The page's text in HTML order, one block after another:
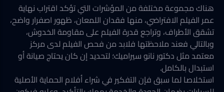
هناك مجموعة مختلفة من المؤشرات التي تؤكد اقتراب نهاية
عمر الفيلم الافتراضي، منها فقدان اللمعان، ظهور اصفرار واضح،
تشقق الأطراف، وتراجع قدرة الفيلم على مقاومة الخدوش،
وبالتالي فعند ملاحظتها فلابد من فحص الفيلم لدى مركز
معتمد مثل دكتور نانو سيراميك؛ لتحديد إن كان يحتاج صيانة أو
استبدال بالكامل.
استخلاصا لما سبق فإن التفكير في شراء أفلام الحماية الأصلية